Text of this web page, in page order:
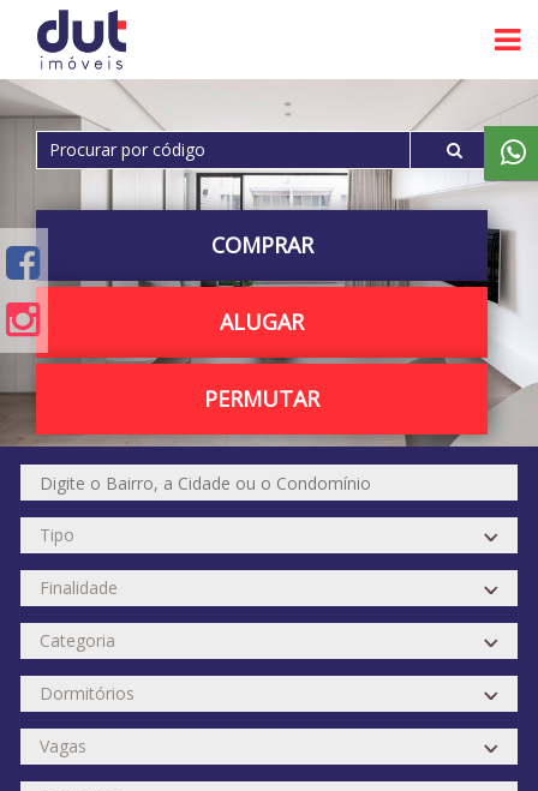
COMPRAR
ALUGAR
PERMUTAR